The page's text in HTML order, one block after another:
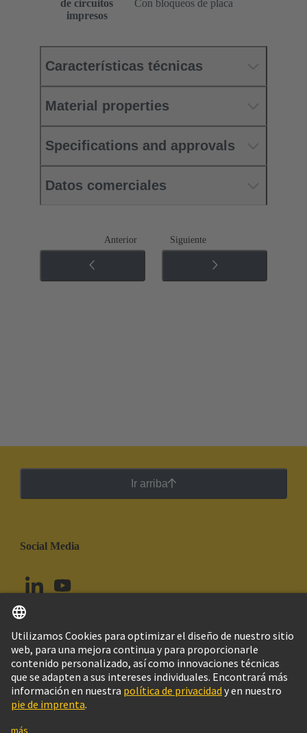
de circuitos
impresos
Con bloqueos de placa
Características técnicas
Material properties
Specifications and approvals
Datos comerciales
Anterior Siguiente
Ir arriba
Social Media
Ecuador Español
© Grupo Tecnológico HARTING